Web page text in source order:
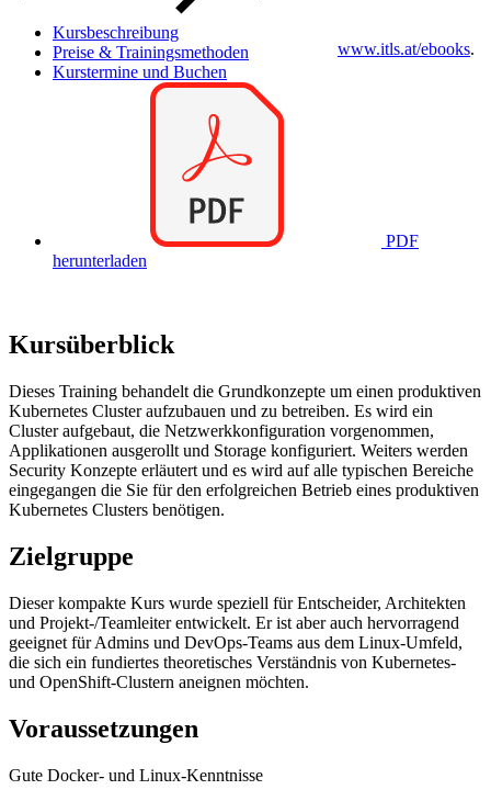
www.itls.at/ebooks.
Kursbeschreibung
Preise & Trainingsmethoden
Kurstermine und Buchen
PDF
herunterladen
Kursüberblick
Dieses Training behandelt die Grundkonzepte um einen produktiven
Kubernetes Cluster aufzubauen und zu betreiben. Es wird ein
Cluster aufgebaut, die Netzwerkkonfiguration vorgenommen,
Applikationen ausgerollt und Storage konfiguriert. Weiters werden
Security Konzepte erläutert und es wird auf alle typischen Bereiche
eingegangen die Sie für den erfolgreichen Betrieb eines produktiven
Kubernetes Clusters benötigen.
Zielgruppe
Dieser kompakte Kurs wurde speziell für Entscheider, Architekten
und Projekt-/Teamleiter entwickelt. Er ist aber auch hervorragend
geeignet für Admins und DevOps-Teams aus dem Linux-Umfeld,
die sich ein fundiertes theoretisches Verständnis von Kubernetes-
und OpenShift-Clustern aneignen möchten.
Voraussetzungen
Gute Docker- und Linux-Kenntnisse